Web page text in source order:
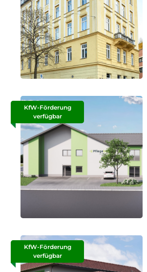
KfW-Förderung
verfügbar
KfW-Förderung
verfügbar